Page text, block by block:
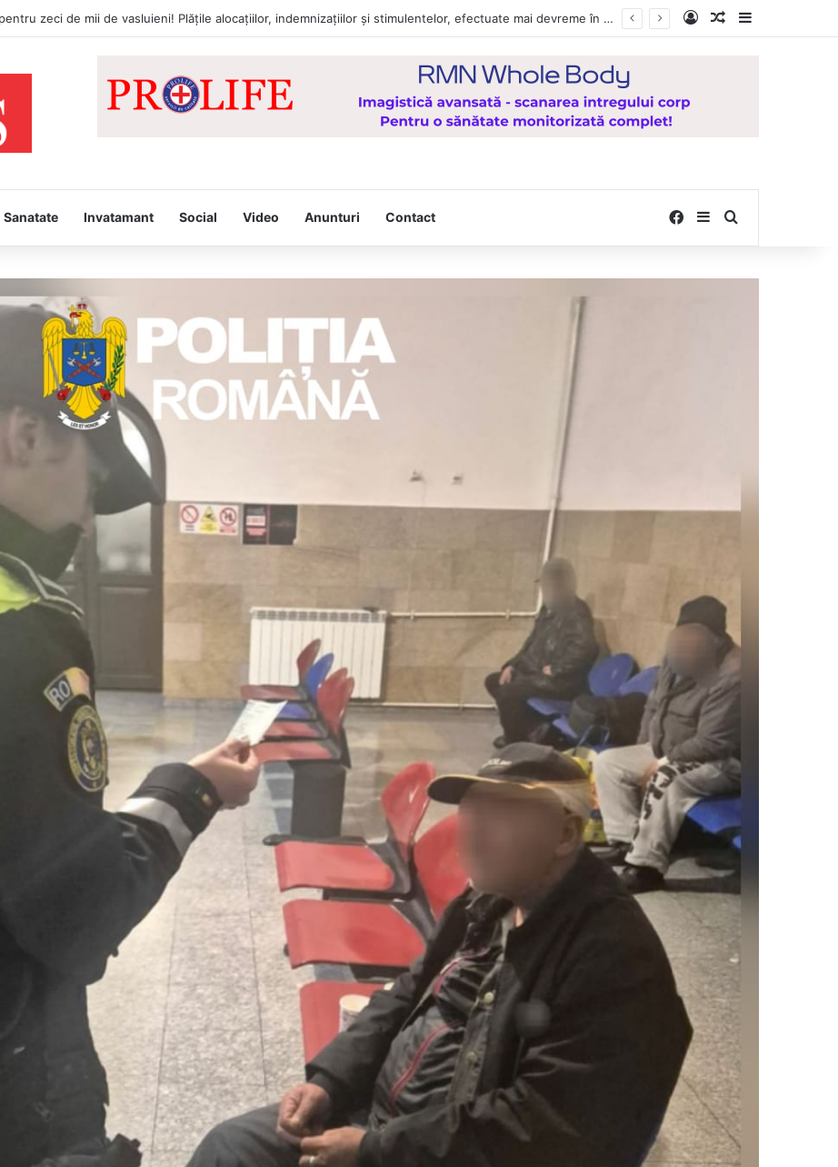
întâmpina, joi, la Vaslui, Icoana făcătoare de minuni a Maicii Domnului, de la Mănăstirea Hadâmbu Log InRandom Article
Sanatate Invatamant Social Video Anunturi Contact Facebook
SidebarSearch for